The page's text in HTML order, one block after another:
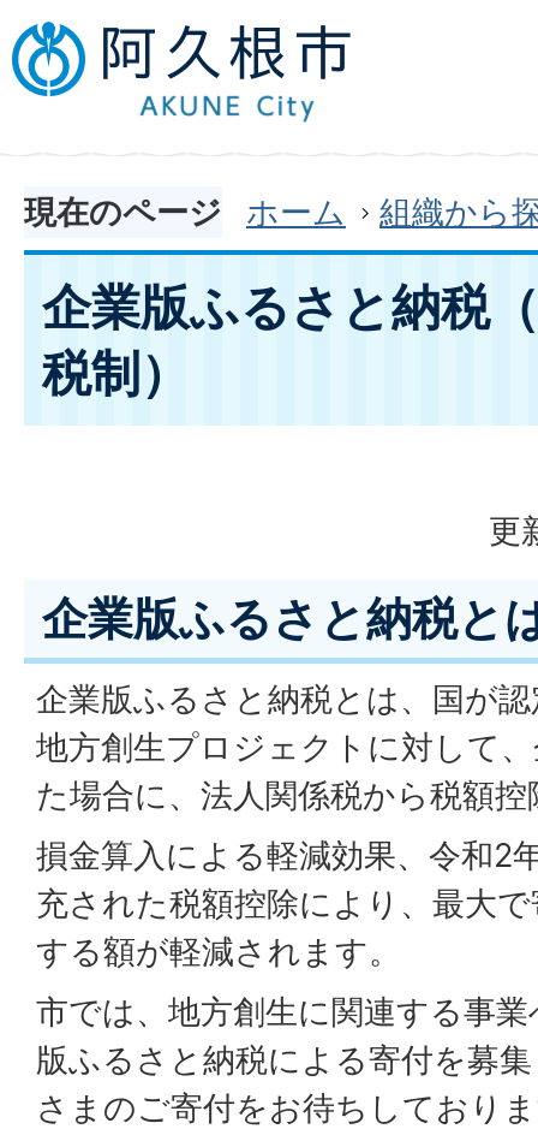
現在のページ ホーム 組織から
企業版ふるさと納税
税制）
更
企業版ふるさと納税と
企業版ふるさと納税とは、国が
地方創生プロジェクトに対して
た場合に、法人関係税から税額
損金算入による軽減効果、令和2
充された税額控除により、最大
する額が軽減されます。
市では、地方創生に関連する事
版ふるさと納税による寄付を募
さまのご寄付をお待ちしており